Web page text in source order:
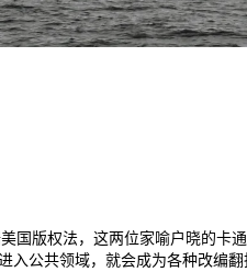
国版权法，这两位家喻户晓的卡
公共领域，就会成为各种改编